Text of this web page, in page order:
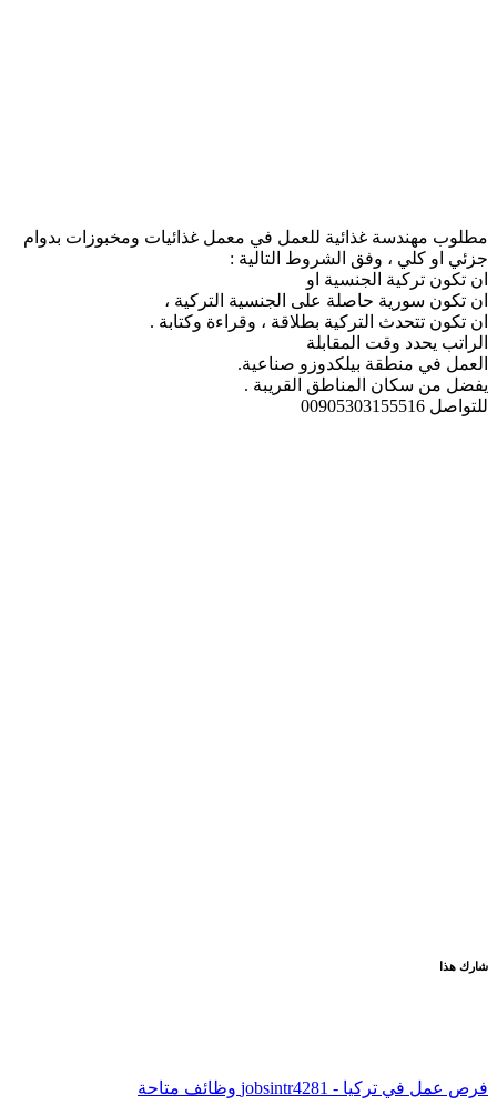
مطلوب مهندسة غذائية للعمل في معمل غذائيات ومخبوزات بدوام
جزئي او كلي ، وفق الشروط التالية :
ان تكون تركية الجنسية او
ان تكون سورية حاصلة على الجنسية التركية ،
ان تكون تتحدث التركية بطلاقة ، وقراءة وكتابة .
الراتب يحدد وقت المقابلة
العمل في منطقة بيلكدوزو صناعية.
يفضل من سكان المناطق القريبة .
للتواصل 00905303155516
شارك هذا
فرص عمل في تركيا - jobsintr 4281 وظائف متاحة